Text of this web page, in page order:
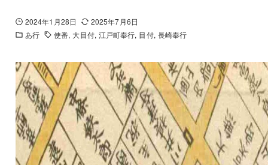
2024年1月28日
2025年7月6日
あ行
使番 大目付 江戸町奉行 目付 長崎奉行